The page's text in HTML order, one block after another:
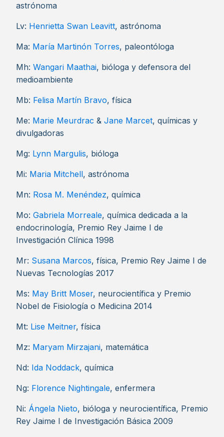
astrónoma
Lv: Henrietta Swan Leavitt, astrónoma
Ma: María Martinón Torres, paleontóloga
Mh: Wangari Maathai, bióloga y defensora del
medioambiente
Mb: Felisa Martín Bravo, física
Me: Marie Meurdrac & Jane Marcet, químicas y
divulgadoras
Mg: Lynn Margulis, bióloga
Mi: Maria Mitchell, astrónoma
Mn: Rosa M. Menéndez, química
Mo: Gabriela Morreale, química dedicada a la
endocrinología, Premio Rey Jaime I de
Investigación Clínica 1998
Mr: Susana Marcos, física, Premio Rey Jaime I de
Nuevas Tecnologías 2017
Ms: May Britt Moser, neurocientífica y Premio
Nobel de Fisiología o Medicina 2014
Mt: Lise Meitner, física
Mz: Maryam Mirzajani, matemática
Nd: Ida Noddack, química
Ng: Florence Nightingale, enfermera
Ni: Ángela Nieto, bióloga y neurocientífica, Premio
Rey Jaime I de Investigación Básica 2009